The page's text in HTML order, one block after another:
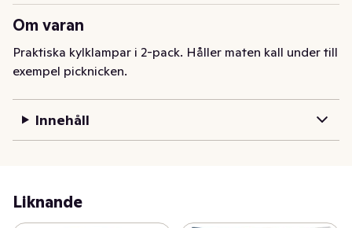
Om varan
Praktiska kylklampar i 2-pack. Håller maten kall under till
exempel picknicken.
Innehåll
Liknande